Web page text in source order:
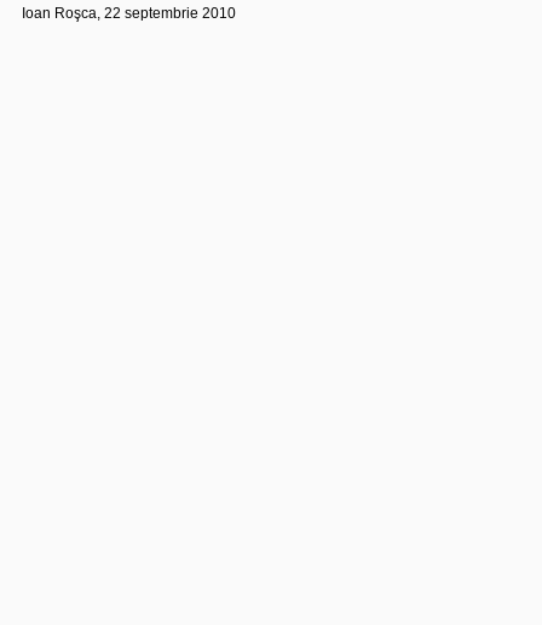
Ioan Roşca, 22 septembrie 2010